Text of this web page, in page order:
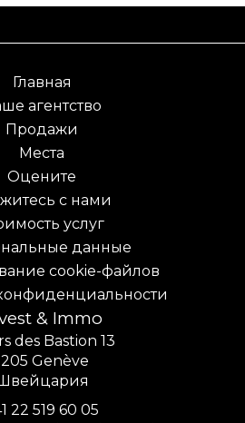
Главная
агентство
Продажи
Места
Оцените
с нами
услуг
данные
cookie-файлов
& Immo
des Bastion 13
Genève
22 519 60 05